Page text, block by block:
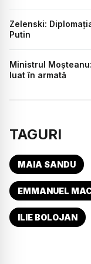
Zelenski:
Putin
Ministrul
luat în armată
TAGURI
MAIA SANDU
EMMANUEL
ILIE BOLOJAN